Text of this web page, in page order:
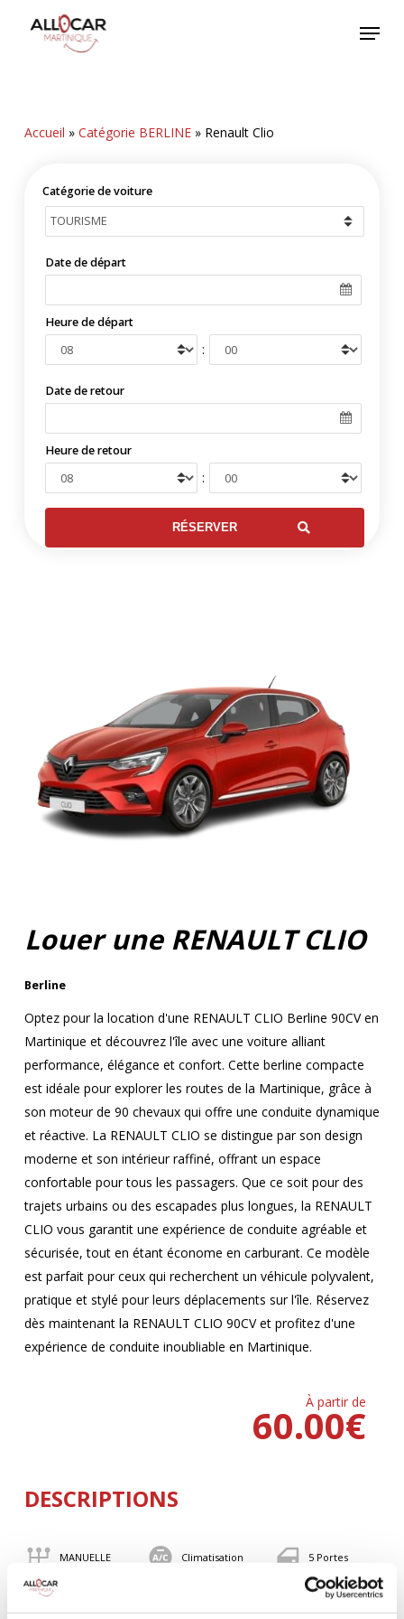
Menu
Accueil » Catégorie BERLINE» Renault Clio
Catégorie de voiture
Date de départ
Heure de départ
:
Date de retour
Heure de retour
:
Louer une RENAULT CLIO
Berline
Optez pour la location d'une RENAULT CLIO Berline 90CV en
Martinique et découvrez l'île avec une voiture alliant
performance, élégance et confort. Cette berline compacte
est idéale pour explorer les routes de la Martinique, grâce à
son moteur de 90 chevaux qui offre une conduite dynamique
et réactive. La RENAULT CLIO se distingue par son design
moderne et son intérieur raffiné, offrant un espace
confortable pour tous les passagers. Que ce soit pour des
trajets urbains ou des escapades plus longues, la RENAULT
CLIO vous garantit une expérience de conduite agréable et
sécurisée, tout en étant économe en carburant. Ce modèle
est parfait pour ceux qui recherchent un véhicule polyvalent,
pratique et stylé pour leurs déplacements sur l'île. Réservez
dès maintenant la RENAULT CLIO 90CV et profitez d'une
expérience de conduite inoubliable en Martinique.
À partir de
€
60.00
DESCRIPTIONS
MANUELLE Climatisation 5 Portes
BLUETOOTH 90 CV